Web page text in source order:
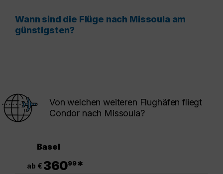
Wann sind die Flüge nach Missoula am
günstigsten?
Von welchen weiteren Flughäfen fliegt
Condor nach Missoula?
Basel
ab € 36099*